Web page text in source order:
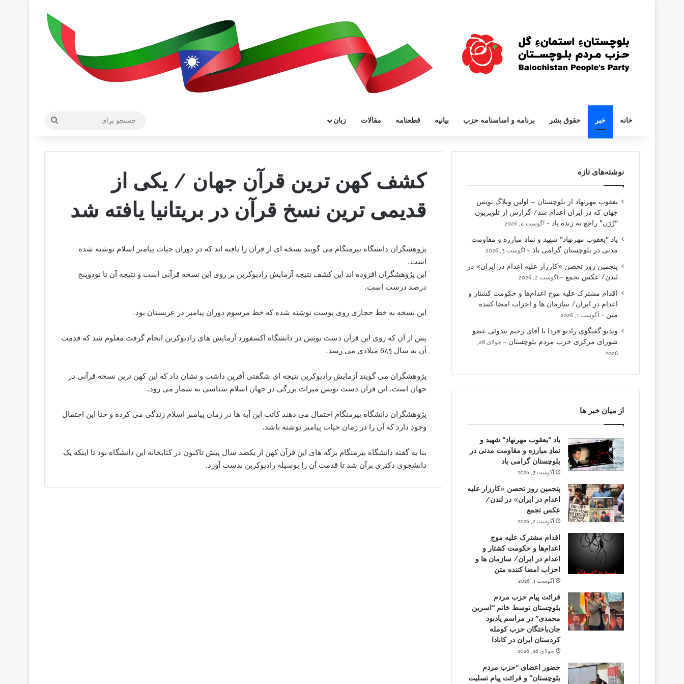
خانه خبر حقوق بشر برنامه و اساسنامه حزب بیانیه قطعنامه مقالات زبان
کشف کهن ترین قرآن جهان / یکی از
قدیمی ترین نسخ قرآن در بریتانیا یافته شد
پژوهشگران دانشگاه بیرمنگام می گویند نسخه ای از قرآن را یافته اند که در دوران حیات پیامبر اسلام نوشته شده
است.
این پژوهشگران افزوده اند این کشف نتیجه آزمایش رادیوکربن بر روی این نسخه قرآنی است و نتیجه آن تا نودوپنج
درصد درست است.
این نسخه به خط حجازی روی پوست نوشته شده که خط مرسوم دوران پیامبر در عربستان بود.
پس از آن که روی این قرآن دست نویس در دانشگاه آکسفورد آزمایش های رادیوکربن انجام گرفت معلوم شد که قدمت
آن به سال 645 میلادی می رسد.
پژوهشگران می گویند آزمایش رادیوکربن نتیجه ای شگفتی آفرین داشت و نشان داد که این کهن ترین نسخه قرآنی در
جهان است. این قرآن دست نویس میراث بزرگی در جهان اسلام شناسی به شمار می رود.
پژوهشگران دانشگاه بیرمنگام احتمال می دهند کاتب این آیه ها در زمان پیامبر اسلام زندگی می کرده و حتا این احتمال
وجود دارد که آن را در زمان حیات پیامبر نوشته باشد.
بنا به گفته دانشگاه بیرمنگام برگه های این قرآن کهن از یکصد سال پیش تاکنون در کتابخانه این دانشگاه بود تا اینکه یک
دانشجوی دکتری برآن شد تا قدمت آن را بوسیله رادیوکربن بدست آورد.
نوشته‌های تازه
یعقوب مهرنهاد از بلوچستان – اولین وبلاگ نویس
جهان که در ایران اعدام شد/ گزارش از تلویزیون
“رُژن” راجع به زنده یاد
آگوست 4, 2026
یاد “یعقوب مهرنهاد” شهید و نمادِ مبارزه و مقاومت
مدنی در بلوچستان گرامی باد
آگوست 3, 2026
پنجمین روز تحصن «کارزار علیه اعدام در ایران» در
لندن/ عکس تجمع
آگوست 2, 2026
اقدام مشترک علیه موج اعدام‌ها و حکومت کشتار و
اعدام در ایران/ سازمان ها و احزاب امضا کننده
متن
آگوست 1, 2026
ویدیو گفتگوی رادیو فردا با آقای رحیم بندوئی عضو
شورای مرکزی حزب مردم بلوچستان
جولای 28,
2026
از میان خبر ها
یاد “یعقوب مهرنهاد” شهید و
نمادِ مبارزه و مقاومت مدنی در
بلوچستان گرامی باد
آگوست 3, 2026
پنجمین روز تحصن «کارزار علیه
اعدام در ایران» در لندن/
عکس تجمع
آگوست 2, 2026
اقدام مشترک علیه موج
اعدام‌ها و حکومت کشتار و
اعدام در ایران/ سازمان ها و
احزاب امضا کننده متن
آگوست 1, 2026
قرائت پیام حزب مردم
بلوچستان توسط خانم “اسرین
محمدی” در مراسم یادبود
جان‌باختگان حزب کومله
کردستان ایران در کانادا
جولای 26, 2026
حضور اعضای “حزب مردم
بلوچستان” و قرائت پیام تسلیت